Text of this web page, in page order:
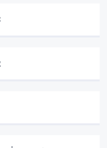
2